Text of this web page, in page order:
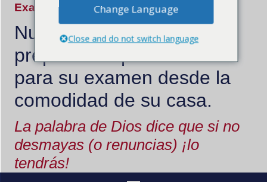
Examen de Licencia del Estado!
Nuestro curso online le
preparará rápidamente
para su examen desde la
comodidad de su casa.
La palabra de Dios dice que si no
desmayas (o renuncias) ¡lo
tendrás!
Change Language
Close and do not switch language